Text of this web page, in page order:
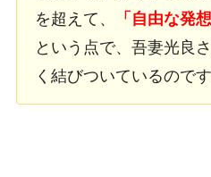
を超えて、
「自由な発
という点で、吾妻光良
く結びついているのです